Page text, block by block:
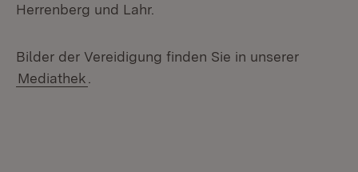
Herrenberg und Lahr.
Bilder der Vereidigung finden Sie in unserer
Mediathek